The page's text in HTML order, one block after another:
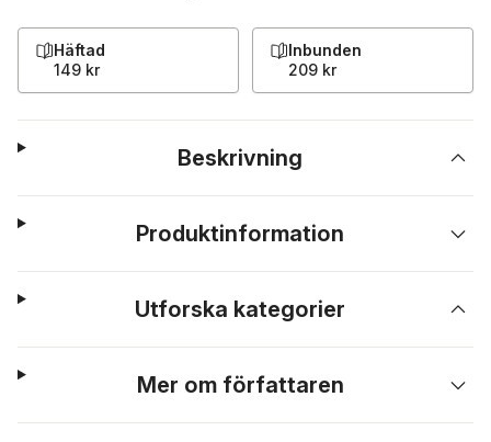
Häftad
149 kr
Inbunden
209 kr
Beskrivning
Produktinformation
Utforska kategorier
Mer om författaren